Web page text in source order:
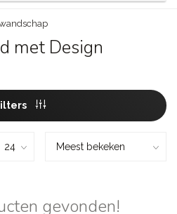
met Design
gevonden!